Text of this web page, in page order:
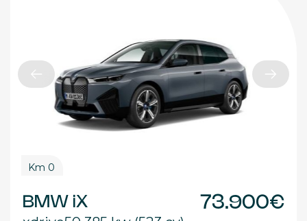
Km 0
BMW iX
73.900€